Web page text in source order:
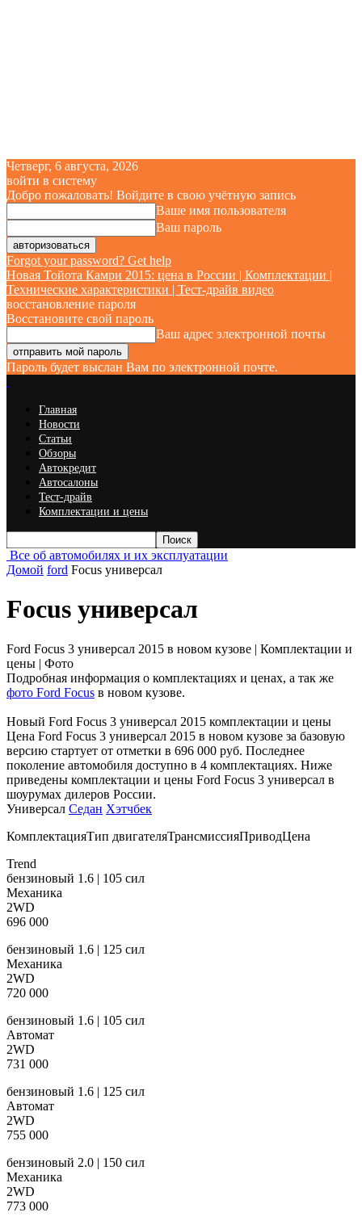
Четверг, 6 августа, 2026
войти в систему
Добро пожаловать! Войдите в свою учётную запись
Ваше имя пользователя
Ваш пароль
Forgot your password? Get help
Новая Тойота Камри 2015: цена в России | Комплектации |
Технические характеристики | Тест-драйв видео
восстановление пароля
Восстановите свой пароль
Ваш адрес электронной почты
Пароль будет выслан Вам по электронной почте.
Главная
Новости
Статьи
Обзоры
Автокредит
Автосалоны
Тест-драйв
Комплектации и цены
Все об автомобилях и их эксплуатации
Домой ford Focus универсал
Focus универсал
Ford Focus 3 универсал 2015 в новом кузове | Комплектации и
цены | Фото
Подробная информация о комплектациях и ценах, а так же
фото Ford Focus в новом кузове.
Новый Ford Focus 3 универсал 2015 комплектации и цены
Цена Ford Focus 3 универсал 2015 в новом кузове за базовую
версию стартует от отметки в 696 000 руб. Последнее
поколение автомобиля доступно в 4 комплектациях. Ниже
приведены комплектации и цены Ford Focus 3 универсал в
шоурумах дилеров России.
Универсал Седан Хэтчбек
КомплектацияТип двигателяТрансмиссияПриводЦена
Trend
бензиновый 1.6 | 105 сил
Механика
2WD
696 000
бензиновый 1.6 | 125 сил
Механика
2WD
720 000
бензиновый 1.6 | 105 сил
Автомат
2WD
731 000
бензиновый 1.6 | 125 сил
Автомат
2WD
755 000
бензиновый 2.0 | 150 сил
Механика
2WD
773 000